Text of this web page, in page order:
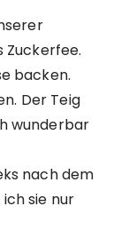
backen.
Der Teig
wunderbar
nach dem
sie nur